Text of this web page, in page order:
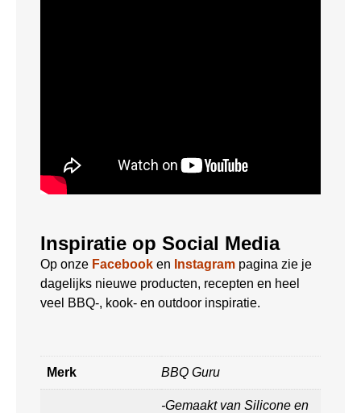
Inspiratie op Social Media
Op onze Facebook en Instagram pagina zie je
dagelijks nieuwe producten, recepten en heel
veel BBQ-, kook- en outdoor inspiratie.
Merk BBQ Guru
-Gemaakt van Silicone en